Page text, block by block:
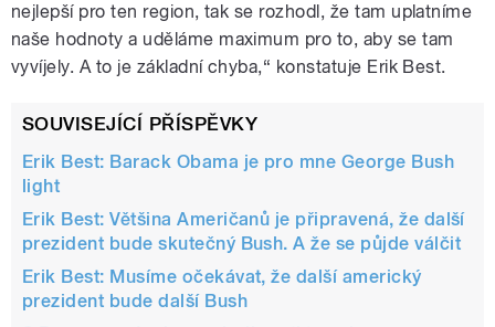
nejlepší pro ten region, tak se rozhodl, že tam uplatníme
naše hodnoty a uděláme maximum pro to, aby se tam
vyvíjely. A to je základní chyba,“ konstatuje Erik Best.
SOUVISEJÍCÍ PŘÍSPĚVKY
Erik Best: Barack Obama je pro mne George Bush
light
Erik Best: Většina Američanů je připravená, že další
prezident bude skutečný Bush. A že se půjde válčit
Erik Best: Musíme očekávat, že další americký
prezident bude další Bush